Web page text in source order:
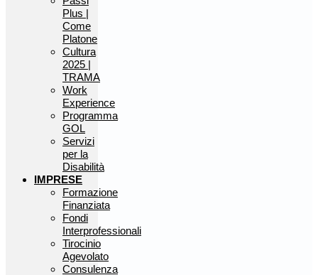
Plus |
Come
Platone
Cultura
2025 |
TRAMA
Work
Experience
Programma
GOL
Servizi
per la
Disabilità
IMPRESE
Formazione
Finanziata
Fondi
Interprofessionali
Tirocinio
Agevolato
Consulenza